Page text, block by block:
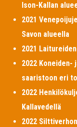
Ison-Kallan
2021
Savon alueella
2021
2022
saaristoon eri
2022
Kallavedellä
2022